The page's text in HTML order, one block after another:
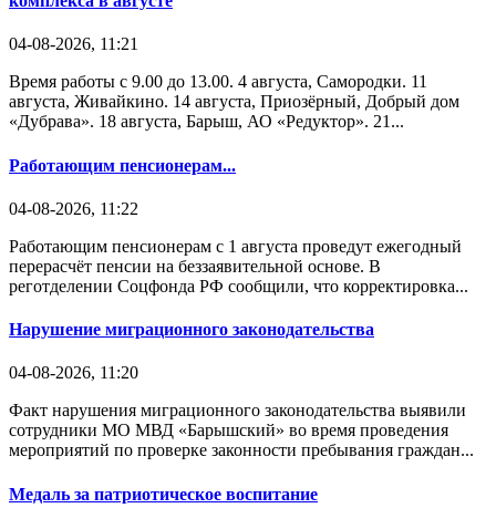
04-08-2026, 11:21
Время работы с 9.00 до 13.00. 4 августа, Самородки. 11
августа, Живайкино. 14 августа, Приозёрный, Добрый дом
«Дубрава». 18 августа, Барыш, АО «Редуктор». 21...
Работающим пенсионерам...
04-08-2026, 11:22
Работающим пенсионерам с 1 августа проведут ежегодный
перерасчёт пенсии на беззаявительной основе. В
реготделении Соцфонда РФ сообщили, что корректировка...
Нарушение миграционного законодательства
04-08-2026, 11:20
Факт нарушения миграционного законодательства выявили
сотрудники МО МВД «Барышский» во время проведения
мероприятий по проверке законности пребывания граждан...
Медаль за патриотическое воспитание